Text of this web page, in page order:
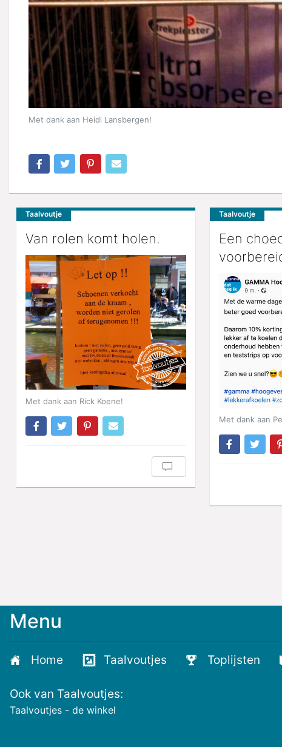
Met dank aan Heidi Lansbergen!
Taalvoutje
Van rolen komt holen.
Met dank aan Rick Koene!
Taalvoutje
Een
Met dank aan
Meld
voor
nieuwste
voutjes
Menu
Home Taalvoutjes Toplijsten
Ook van Taalvoutjes:
Taalvoutjes - de winkel